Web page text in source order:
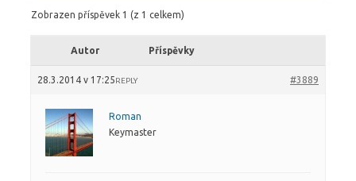
Zobrazen příspěvek 1 (z 1 celkem)
Autor Příspěvky
28.3.2014 v 17:25 #3889
REPLY
Roman
Keymaster